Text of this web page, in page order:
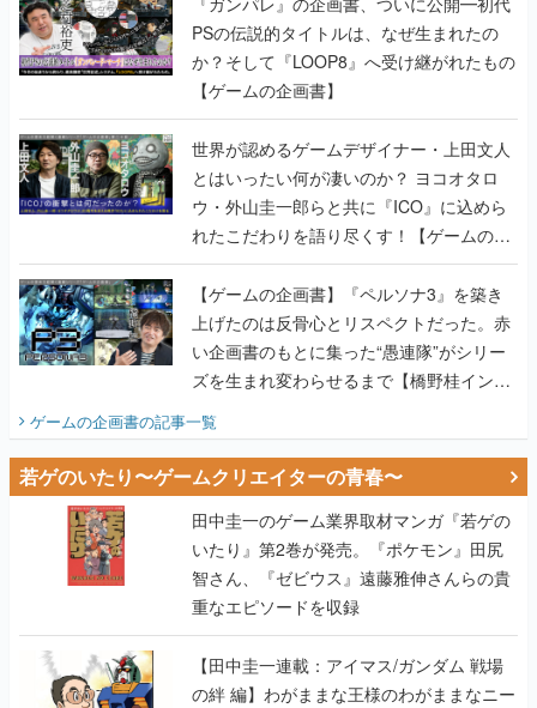
PSの伝説的タイトルは、なぜ生まれたの
か？そして『LOOP8』へ受け継がれたもの
【ゲームの企画書】
世界が認めるゲームデザイナー・上田文人
とはいったい何が凄いのか？ ヨコオタロ
ウ・外山圭一郎らと共に『ICO』に込めら
れたこだわりを語り尽くす！【ゲームの企
画書】
【ゲームの企画書】『ペルソナ3』を築き
上げたのは反骨心とリスペクトだった。赤
い企画書のもとに集った“愚連隊”がシリー
ズを生まれ変わらせるまで【橋野桂インタ
ゲームの企画書の記事一覧
若ゲのいたり〜ゲームクリエイターの青春〜
田中圭一のゲーム業界取材マンガ『若ゲの
いたり』第2巻が発売。『ポケモン』田尻
智さん、『ゼビウス』遠藤雅伸さんらの貴
重なエピソードを収録
【田中圭一連載：アイマス/ガンダム 戦場
の絆 編】わがままな王様のわがままなニー